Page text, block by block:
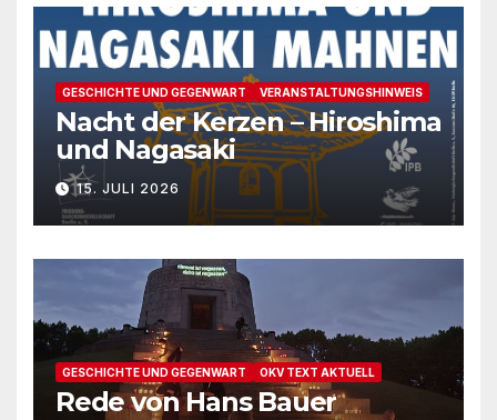
GESCHICHTE UND GEGENWART VERANSTALTUNGSHINWEIS
Nacht der Kerzen – Hiroshima
und Nagasaki
15. JULI 2026
GESCHICHTE UND GEGENWART OKV TEXT AKTUELL
Rede von Hans Bauer